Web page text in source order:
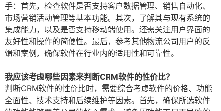
手：首先，检查软件是否支持客户数据管理、销售自动化、
市场营销活动管理等基本功能。其次，了解其与现有系统的
集成能力，以及是否支持移动端使用。还需关注用户界面的
友好性和操作的简便性。最后，参考其他物流公司用户的反
馈和案例，确保软件在行业内的适用性和可靠性。
我应该考虑哪些因素来判断CRM软件的性价比？
判断CRM软件的性价比时，需要综合考虑软件的价格、功能
全面性、技术支持和后续维护等因素。首先，确保所选软件